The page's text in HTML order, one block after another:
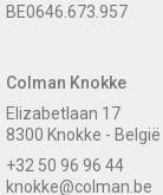
BE0646.673.957
Colman Knokke
Elizabetlaan 17
8300 Knokke - België
+32 50 96 96 44
knokke@colman.be